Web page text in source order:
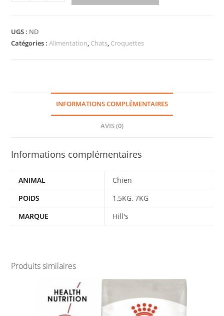
UGS : ND
Catégories :Alimentation, Chats, Croquettes
INFORMATIONS COMPLÉMENTAIRES
AVIS (0)
Informations complémentaires
ANIMAL
Chien
POIDS
1,5KG, 7KG
MARQUE
Hill's
Produits similaires